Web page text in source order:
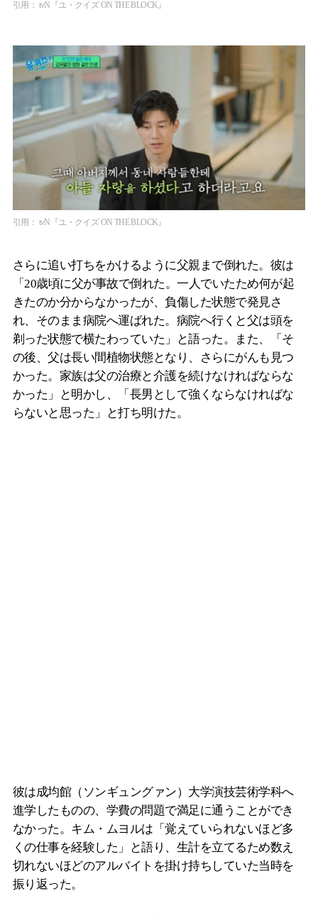
引用： tvN『ユ・クイズ ON THE BLOCK』
引用： tvN『ユ・クイズ ON THE BLOCK』
さらに追い打ちをかけるように父親まで倒れた。彼は
「20歳頃に父が事故で倒れた。一人でいたため何が起
きたのか分からなかったが、負傷した状態で発見さ
れ、そのまま病院へ運ばれた。病院へ行くと父は頭を
剃った状態で横たわっていた」と語った。また、「そ
の後、父は長い間植物状態となり、さらにがんも見つ
かった。家族は父の治療と介護を続けなければならな
かった」と明かし、「長男として強くならなければな
らないと思った」と打ち明けた。
彼は成均館（ソンギュングァン）大学演技芸術学科へ
進学したものの、学費の問題で満足に通うことができ
なかった。キム・ムヨルは「覚えていられないほど多
くの仕事を経験した」と語り、生計を立てるため数え
切れないほどのアルバイトを掛け持ちしていた当時を
振り返った。